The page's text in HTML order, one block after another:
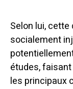
Selon lui,
socialement
études,
les principaux